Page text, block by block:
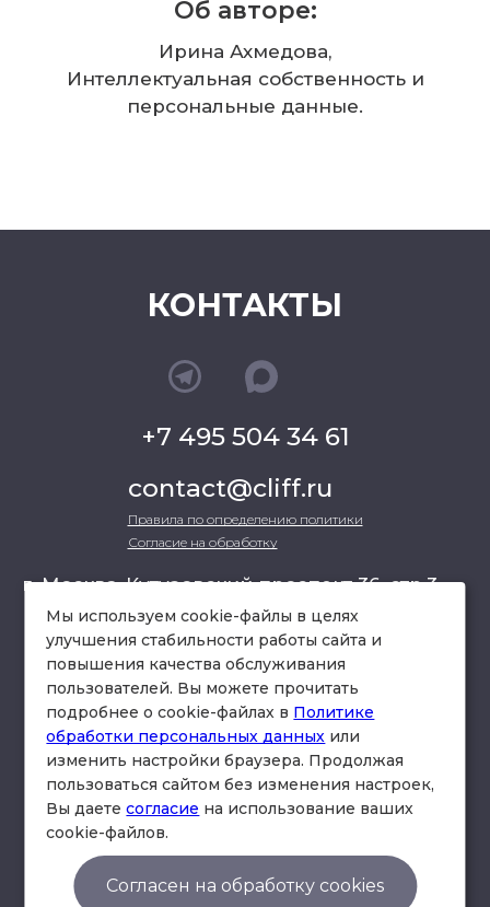
Об авторе:
Ирина Ахмедова,
Интеллектуальная собственность и
персональные данные.
КОНТАКТЫ
+7 495 504 34 61
contact@cliff.ru
Правила по определению политики
Согласие на обработку
г. Москва, Кутузовский проспект 36, стр.3 ,
офис 301
схема проезда
© Юридическая фирма «Клифф».
Согласие на обработку
Мы используем cookie-файлы в целях
улучшения стабильности работы сайта и
повышения качества обслуживания
пользователей. Вы можете прочитать
подробнее о cookie-файлах в Политике
обработки персональных данных или
изменить настройки браузера. Продолжая
пользоваться сайтом без изменения настроек,
Вы даетесогласие на использование ваших
cookie-файлов.
Согласен на обработку cookies